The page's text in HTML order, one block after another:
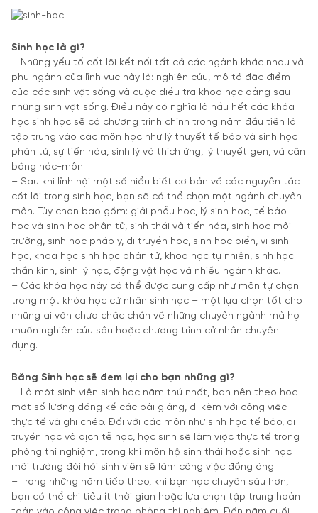
Sinh học là gì?
– Những yếu tố cốt lõi kết nối tất cả các ngành khác nhau và
phụ ngành của lĩnh vực này là: nghiên cứu, mô tả đặc điểm
của các sinh vật sống và cuộc điều tra khoa học đằng sau
những sinh vật sống. Điều này có nghĩa là hầu hết các khóa
học sinh học sẽ có chương trình chính trong năm đầu tiên là
tập trung vào các môn học như lý thuyết tế bào và sinh học
phân tử, sự tiến hóa, sinh lý và thích ứng, lý thuyết gen, và cân
bằng hóc-môn.
– Sau khi lĩnh hội một số hiểu biết cơ bản về các nguyên tắc
cốt lõi trong sinh học, bạn sẽ có thể chọn một ngành chuyên
môn. Tùy chọn bao gồm: giải phẫu học, lý sinh học, tế bào
học và sinh học phân tử, sinh thái và tiến hóa, sinh học môi
trường, sinh học pháp y, di truyền học, sinh học biển, vi sinh
học, khoa học sinh học phân tử, khoa học tự nhiên, sinh học
thần kinh, sinh lý học, động vật học và nhiều ngành khác.
– Các khóa học này có thể được cung cấp như môn tự chọn
trong một khóa học cử nhân sinh học – một lựa chọn tốt cho
những ai vẫn chưa chắc chắn về những chuyên ngành mà họ
muốn nghiên cứu sâu hoặc chương trình cử nhân chuyên
dụng.
Bằng Sinh học sẽ đem lại cho bạn những gì?
– Là một sinh viên sinh học năm thứ nhất, bạn nên theo học
một số lượng đáng kể các bài giảng, đi kèm với công việc
thực tế và ghi chép. Đối với các môn như sinh học tế bào, di
truyền học và dịch tễ học, học sinh sẽ làm việc thực tế trong
phòng thí nghiệm, trong khi môn hệ sinh thái hoặc sinh học
môi trường đòi hỏi sinh viên sẽ làm công việc đồng áng.
– Trong những năm tiếp theo, khi bạn học chuyên sâu hơn,
bạn có thể chi tiêu ít thời gian hoặc lựa chọn tập trung hoàn